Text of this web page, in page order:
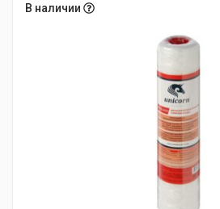
В наличии